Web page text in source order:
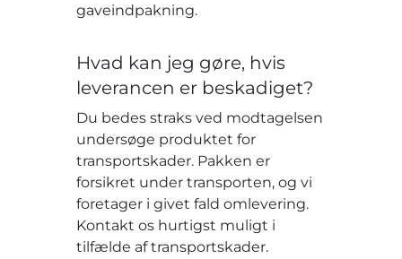
gaveindpakning.
Hvad kan jeg gøre, hvis
leverancen er beskadiget?
Du bedes straks ved modtagelsen
undersøge produktet for
transportskader. Pakken er
forsikret under transporten, og vi
foretager i givet fald omlevering.
Kontakt os hurtigst muligt i
tilfælde af transportskader.